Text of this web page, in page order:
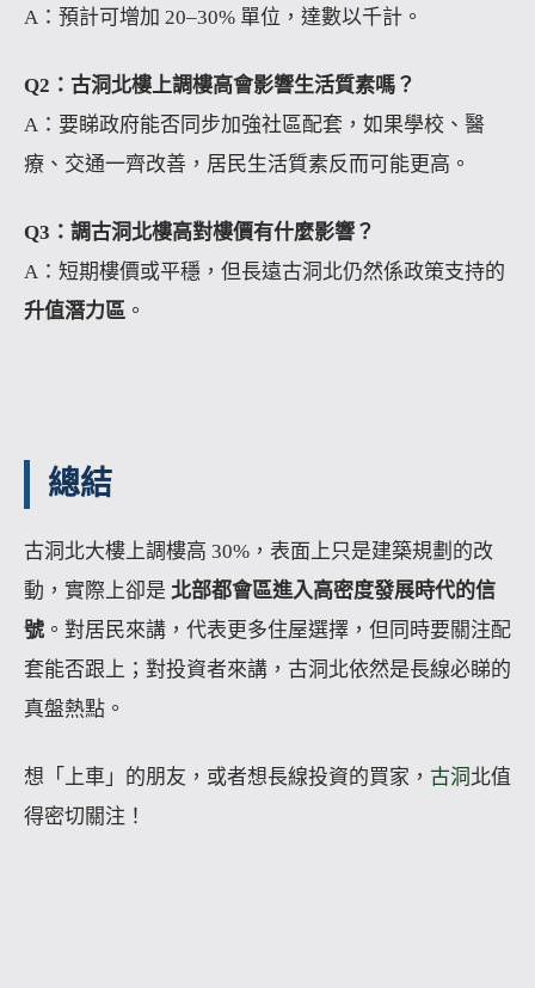
A：預計可增加 20–30% 單位，達數以千計。
Q2：古洞北樓上調樓高會影響生活質素嗎？
A：要睇政府能否同步加強社區配套，如果學校、醫
療、交通一齊改善，居民生活質素反而可能更高。
Q3：調古洞北樓高對樓價有什麼影響？
A：短期樓價或平穩，但長遠古洞北仍然係政策支持的
升值潛力區 。
總結
古洞北大樓上調樓高 30%，表面上只是建築規劃的改
動，實際上卻是 北部都會區進入高密度發展時代的信
號 。對居民來講，代表更多住屋選擇，但同時要關注配
套能否跟上；對投資者來講，古洞北依然是長線必睇的
真盤熱點。
想「上車」的朋友，或者想長線投資的買家， 古洞 北值
得密切關注！